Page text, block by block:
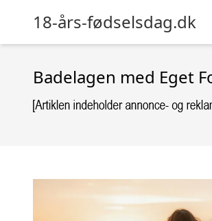
18-års-fødselsdag.dk
Badelagen med Eget